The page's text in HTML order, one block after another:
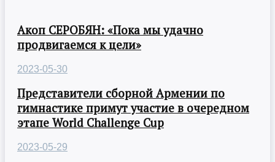
Акоп СЕРОБЯН: «Пока мы удачно
продвигаемся к цели»
2023-05-30
Представители сборной Армении по
гимнастике примут участие в очередном
этапе World Challenge Cup
2023-05-29